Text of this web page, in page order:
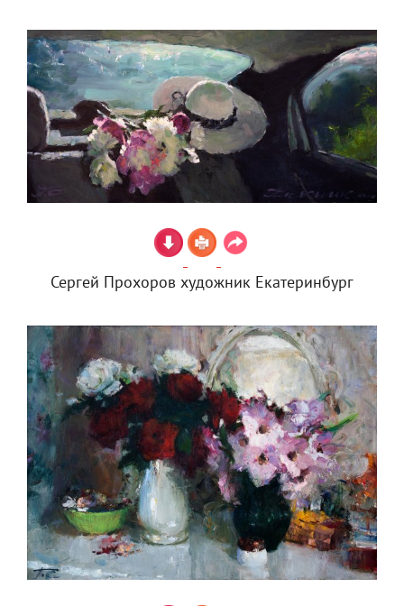
Сергей Прохоров художник Екатеринбург